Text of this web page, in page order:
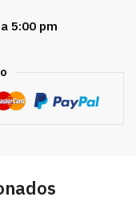
5:00 pm